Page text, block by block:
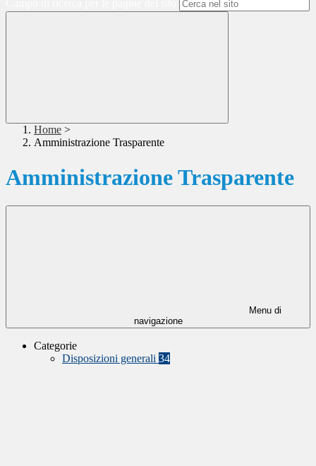
Home >
Amministrazione Trasparente
Amministrazione Trasparente
Menu di
navigazione
Categorie
Disposizioni generali 34